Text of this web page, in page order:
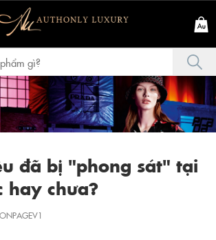
đã bị "phong sát" tại
hay chưa?